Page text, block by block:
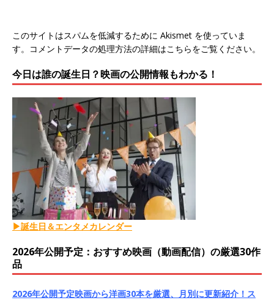
このサイトはスパムを低減するために Akismet を使っていま
す。 コメントデータの処理方法の詳細はこちらをご覧ください。
今日は誰の誕生日？映画の公開情報もわかる！
▶誕生日＆エンタメカレンダー
2026年公開予定：おすすめ映画（動画配信）の厳選30作
品
2026年公開予定映画から洋画30本を厳選、月別に更新紹介！ス